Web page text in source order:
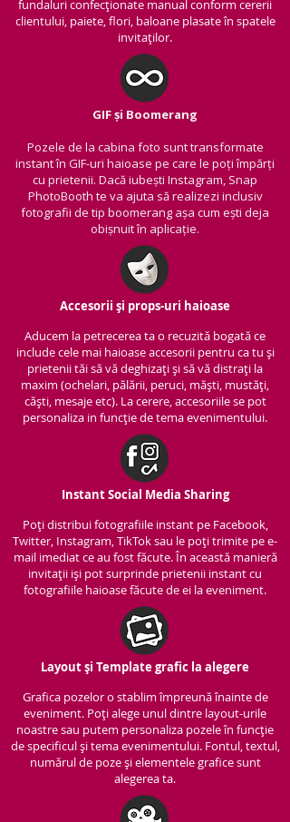
fundaluri confecționate manual conform cererii
clientului, paiete, flori, baloane plasate în spatele
invitaților.
GIF și Boomerang
Pozele de la cabina foto sunt transformate
instant în GIF-uri haioase pe care le poți împărți
cu prietenii. Dacă iubești Instagram, Snap
PhotoBooth te va ajuta să realizezi inclusiv
fotografii de tip boomerang așa cum ești deja
obișnuit în aplicație.
Accesorii și props-uri haioase
Aducem la petrecerea ta o recuzită bogată ce
include cele mai haioase accesorii pentru ca tu și
prietenii tăi să vă deghizați și să vă distrați la
maxim (ochelari, pălării, peruci, măști, mustăți,
căști, mesaje etc). La cerere, accesoriile se pot
personaliza in funcție de tema evenimentului.
Instant Social Media Sharing
Poți distribui fotografiile instant pe Facebook,
Twitter, Instagram, TikTok sau le poți trimite pe e-
mail imediat ce au fost făcute. În această manieră
invitații iși pot surprinde prietenii instant cu
fotografiile haioase făcute de ei la eveniment.
Layout și Template grafic la alegere
Grafica pozelor o stablim împreună înainte de
eveniment. Poți alege unul dintre layout-urile
noastre sau putem personaliza pozele în funcție
de specificul și tema evenimentului. Fontul, textul,
numărul de poze și elementele grafice sunt
alegerea ta.